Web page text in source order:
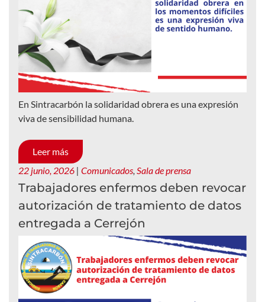
En Sintracarbón la solidaridad obrera es una expresión
viva de sensibilidad humana.
Leer más
22 junio, 2026 | Comunicados, Sala de prensa
Trabajadores enfermos deben revocar
autorización de tratamiento de datos
entregada a Cerrejón